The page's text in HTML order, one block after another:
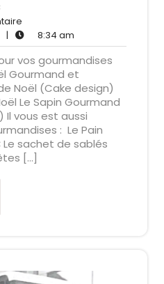
21,
2023commentaire
Nathalie
| 8:34 am
am
vos gourmandises
Gourmand et
Noël (Cake design)
Le Sapin Gourmand
Il vous est aussi
: Le Pain
Le sachet de sablés
[…]